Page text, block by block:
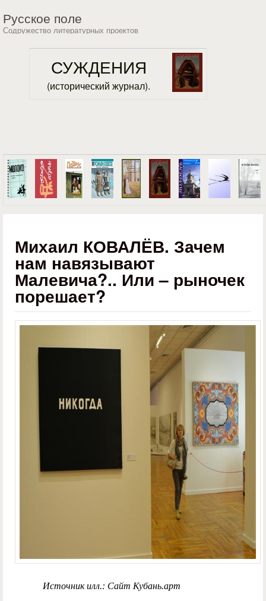
Русское поле
Содружество литературных проектов
СУЖДЕНИЯ
(исторический журнал).
Михаил КОВАЛЁВ. Зачем
нам навязывают
Малевича?.. Или – рыночек
порешает?
Источник илл.: Сайт Кубань.арт